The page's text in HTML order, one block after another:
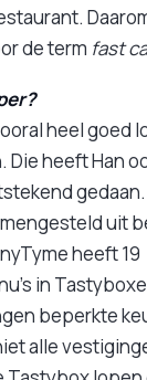
de term fast
heel goed
Die heeft Han
uit
heeft 19
in
beperkte
alle